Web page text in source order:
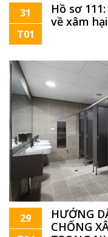
31
T01
Hồ sơ
về xâm
29
HƯỚNG
CHỐNG